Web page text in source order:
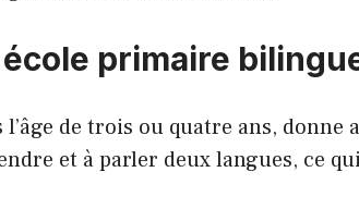
primaire
de trois ou quatre ans, donne
et à parler deux langues, ce